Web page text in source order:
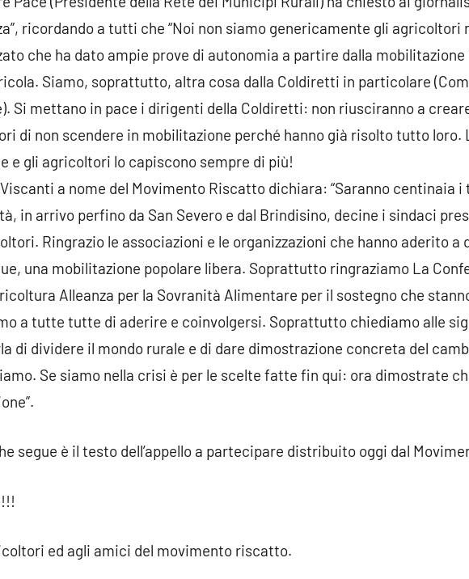
ricordando a tutti che “Noi non siamo genericamente gli agricoltori
che ha dato ampie prove di autonomia a partire dalla
Siamo, soprattutto, altra cosa dalla Coldiretti in particolare
Si mettano in pace i dirigenti della Coldiretti: non riusciranno a
di non scendere in mobilitazione perché hanno già risolto tutto loro.
e gli agricoltori lo capiscono sempre di più!
a nome del Movimento Riscatto dichiara: “Saranno centinaia
in arrivo perfino da San Severo e dal Brindisino, decine i sindaci
Ringrazio le associazioni e le organizzazioni che hanno aderito a
una mobilitazione popolare libera. Soprattutto ringraziamo La
Alleanza per la Sovranità Alimentare per il sostegno che
a tutte tutte di aderire e coinvolgersi. Soprattutto chiediamo alle
di dividere il mondo rurale e di dare dimostrazione concreta del
Se siamo nella crisi è per le scelte fatte fin qui: ora dimostrate
segue è il testo dell’appello a partecipare distribuito oggi dal
ed agli amici del movimento riscatto.